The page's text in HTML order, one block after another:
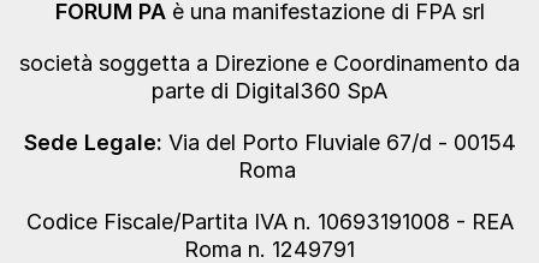
FORUM PAè una manifestazione di FPA srl
società soggetta a Direzione e Coordinamento da
parte di Digital360 SpA
Sede Legale: Via del Porto Fluviale 67/d - 00154
Roma
Codice Fiscale/Partita IVA n. 10693191008 - REA
Roma n. 1249791